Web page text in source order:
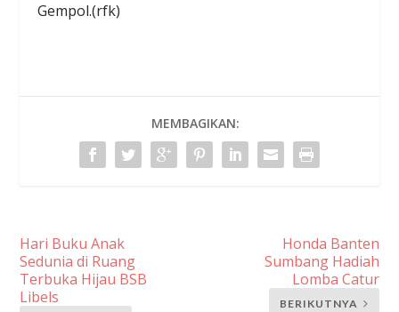
Gempol.(rfk)
MEMBAGIKAN:
Hari Buku Anak
Sedunia di Ruang
Terbuka Hijau BSB
Libels
Honda Banten
Sumbang Hadiah
Lomba Catur
BERIKUTNYA